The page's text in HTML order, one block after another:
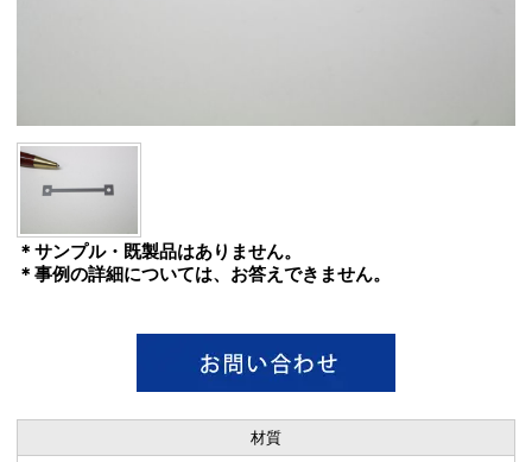
＊サンプル・既製品はありません。
＊事例の詳細については、お答えできません。
材質